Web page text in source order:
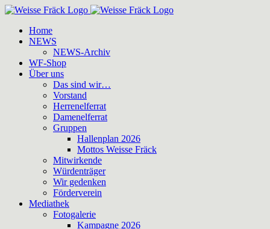
Zum
springenHome
NEWS
NEWS-Archiv
WF-Shop
Über uns
Das sind wir…
Vorstand
Herrenelferrat
Damenelferrat
Gruppen
Hallenplan 2026
Mottos Weisse Fräck
Mitwirkende
Würdenträger
Wir gedenken
Förderverein
Mediathek
Fotogalerie
Kampagne 2026